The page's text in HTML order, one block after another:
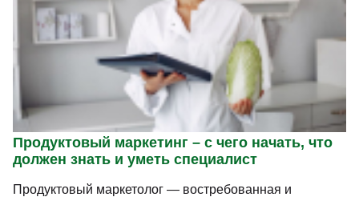
Продуктовый маркетинг – с чего начать, что
должен знать и уметь специалист
Продуктовый маркетолог — востребованная и